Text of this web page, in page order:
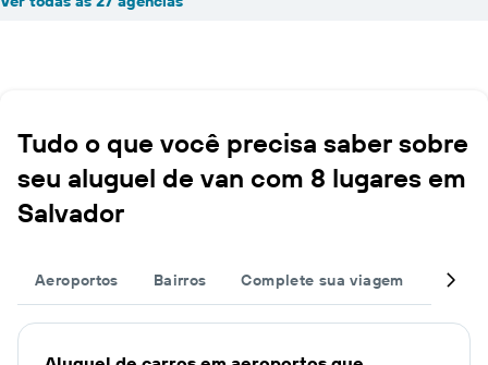
Tudo o que você precisa saber sobre
seu aluguel de van com 8 lugares em
Salvador
Aeroportos Bairros Complete sua viagem